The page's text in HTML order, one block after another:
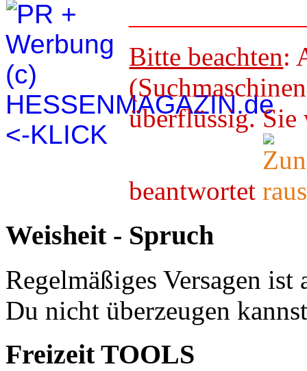
Bitte beachten:
überflüssig.
beantwortet
Weisheit - Spruch
Regelmäßiges Versagen
Du nicht überzeugen
Freizeit TOOLS